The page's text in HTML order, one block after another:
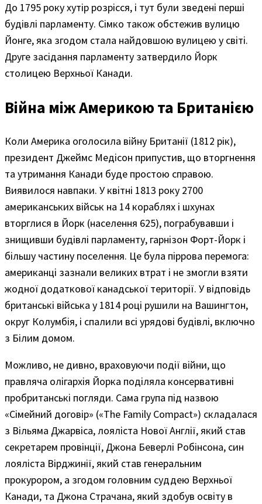
До 1795 року хутір розрісся, і тут були зведені перші
будівлі парламенту. Сімко також обстежив вулицю
Йонге, яка згодом стала найдовшою вулицею у світі.
Друге засідання парламенту затвердило Йорк
столицею Верхньої Канади.
Війна між Америкою та Британією
Коли Америка оголосила війну Британії (1812 рік),
президент Джеймс Медісон припустив, що вторгнення
та утримання Канади буде простою справою.
Виявилося навпаки. У квітні 1813 року 2700
американських військ на 14 кораблях і шхунах
вторглися в Йорк (населення 625), пограбувавши і
знищивши будівлі парламенту, гарнізон Форт-Йорк і
більшу частину поселення. Це була піррова перемога:
американці зазнали великих втрат і не змогли взяти
жодної додаткової канадської території. У відповідь
британські війська у 1814 році рушили на Вашингтон,
округ Колумбія, і спалили всі урядові будівлі, включно
з Білим домом.
Можливо, не дивно, враховуючи події війни, що
правляча олігархія Йорка поділяла консервативні
пробританські погляди. Сама група під назвою
«Сімейний договір» («The Family Compact») складалася
з Вільяма Джарвіса, лояліста Нової Англії, який став
секретарем провінції, Джона Беверлі Робінсона, син
лояліста Вірджинії, який став генеральним
прокурором, а згодом головним суддею Верхньої
Канади, та Джона Страчана, який здобув освіту в